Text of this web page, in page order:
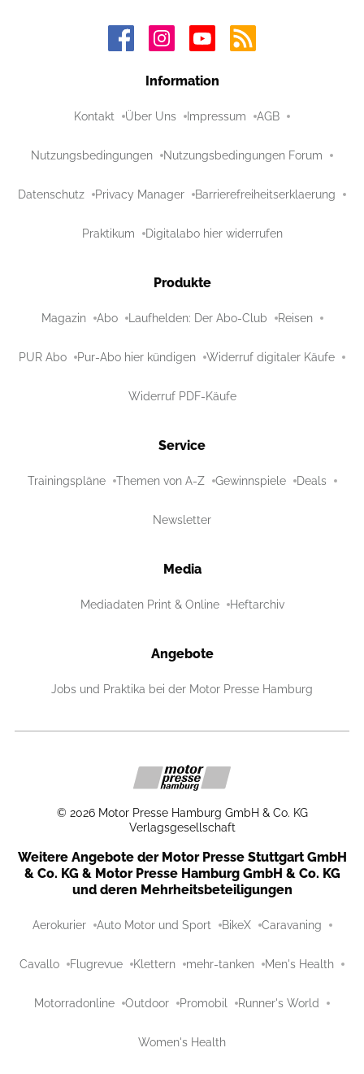
Information
Kontakt Über Uns Impressum AGB
Nutzungsbedingungen Nutzungsbedingungen Forum
Datenschutz Privacy Manager Barrierefreiheitserklaerung
Praktikum Digitalabo hier widerrufen
Produkte
Magazin Abo Laufhelden: Der Abo-Club Reisen
PUR Abo Pur-Abo hier kündigen Widerruf digitaler Käufe
Widerruf PDF-Käufe
Service
Trainingspläne Themen von A-Z Gewinnspiele Deals
Newsletter
Media
Mediadaten Print & Online Heftarchiv
Angebote
Jobs und Praktika bei der Motor Presse Hamburg
© 2026 Motor Presse Hamburg GmbH & Co. KG
Verlagsgesellschaft
Weitere Angebote der Motor Presse Stuttgart GmbH
& Co. KG & Motor Presse Hamburg GmbH & Co. KG
und deren Mehrheitsbeteiligungen
Aerokurier Auto Motor und Sport BikeX Caravaning
Cavallo Flugrevue Klettern mehr-tanken Men's Health
Motorradonline Outdoor Promobil Runner's World
Women's Health